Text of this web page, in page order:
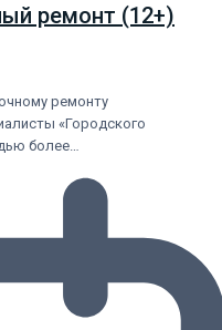
ремонт (12+)
ремонту
«Городского
более…